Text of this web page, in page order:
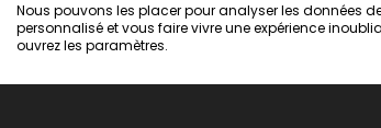
Nous pouvons les placer pour analyser les données
personnalisé et vous faire vivre une expérience
ouvrez les paramètres.